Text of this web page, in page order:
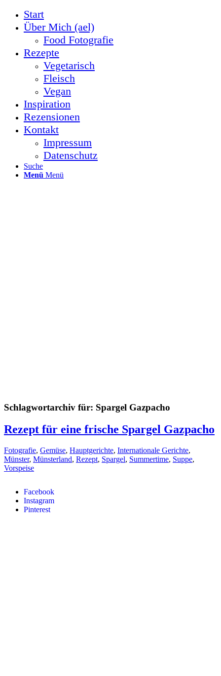
Start
Über Mich (ael)
Food Fotografie
Rezepte
Vegetarisch
Fleisch
Vegan
Inspiration
Rezensionen
Kontakt
Impressum
Datenschutz
Suche
Menü Menü
Facebook
Instagram
Pinterest
Schlagwortarchiv für: Spargel Gazpacho
Rezept für eine frische Spargel Gazpacho
Fotografie, Gemüse, Hauptgerichte, Internationale Gerichte,
Münster, Münsterland, Rezept, Spargel, Summertime, Suppe,
Vorspeise